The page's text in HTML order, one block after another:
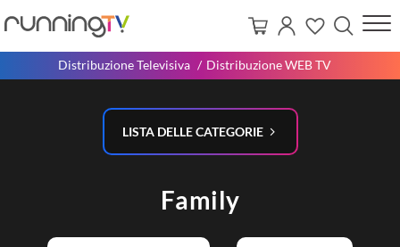
Distribuzione Televisiva Distribuzione WEB TV
LISTA DELLE CATEGORIE
Family